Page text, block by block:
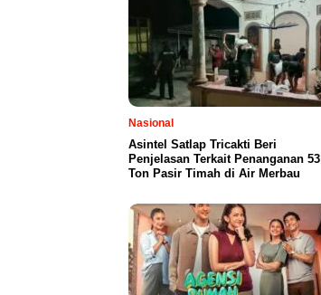
Nasional
Asintel Satlap Tricakti Beri
Penjelasan Terkait Penanganan 53
Ton Pasir Timah di Air Merbau